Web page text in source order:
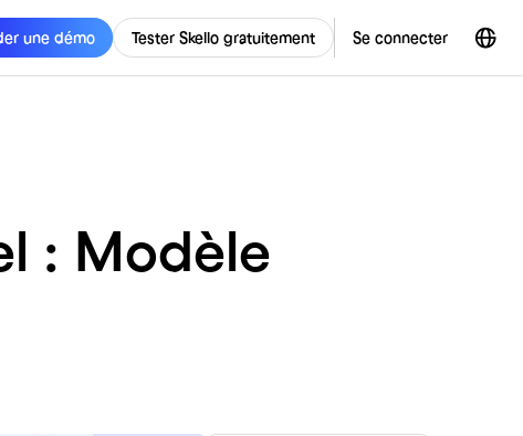
une démo Tester Skello gratuitement Se connecter
: Modèle